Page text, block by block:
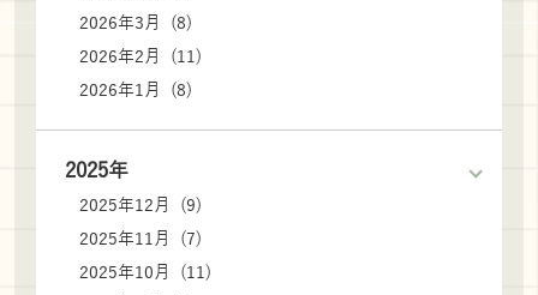
2026年3月 (8)
2026年2月 (11)
2026年1月 (8)
2025年
2025年12月 (9)
2025年11月 (7)
2025年10月 (11)